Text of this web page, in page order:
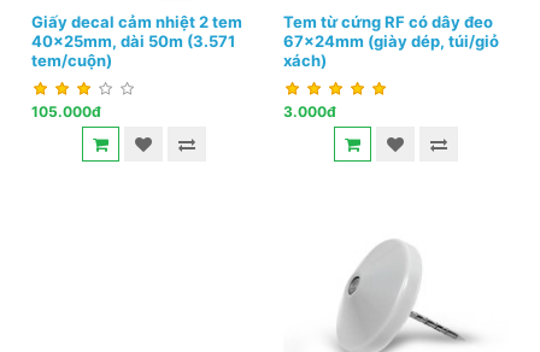
Giấy decal cảm nhiệt 2 tem
40x25mm, dài 50m (3.571
tem/cuộn)
105.000đ
Tem từ cứng RF có dây đeo
67x24mm (giày dép, túi/giỏ
xách)
3.000đ